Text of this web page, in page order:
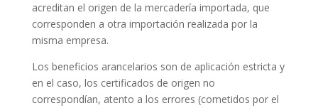
acreditan el origen de la mercadería importada, que
corresponden a otra importación realizada por la
misma empresa.
Los beneficios arancelarios son de aplicación estricta y
en el caso, los certificados de origen no
correspondían, atento a los errores (cometidos por el